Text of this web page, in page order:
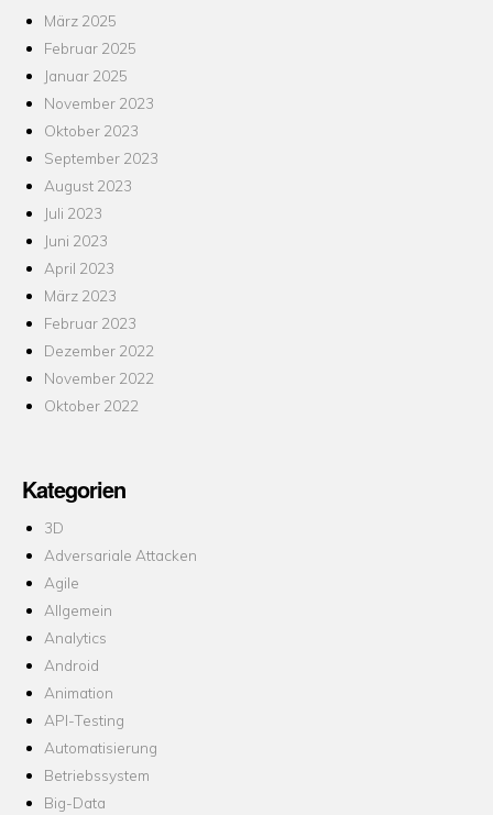
März 2025
Februar 2025
Januar 2025
November 2023
Oktober 2023
September 2023
August 2023
Juli 2023
Juni 2023
April 2023
März 2023
Februar 2023
Dezember 2022
November 2022
Oktober 2022
Kategorien
3D
Adversariale Attacken
Agile
Allgemein
Analytics
Android
Animation
API-Testing
Automatisierung
Betriebssystem
Big-Data